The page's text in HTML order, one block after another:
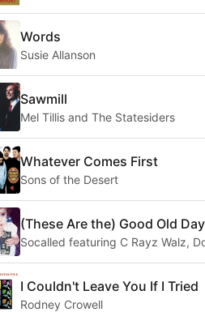
Words
Susie Allanson
Sawmill
Mel Tillis and The Statesiders
Whatever Comes First
Sons of the Desert
(These Are the) Good Old
Socalled featuring C Rayz Walz,
I Couldn't Leave You If I Tried
Rodney Crowell